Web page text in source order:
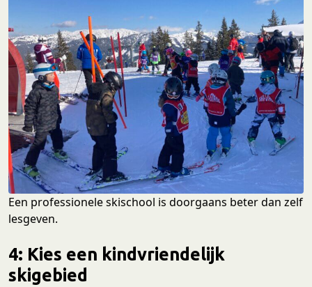
Een professionele skischool is doorgaans beter dan zelf
lesgeven.
4: Kies een kindvriendelijk
skigebied